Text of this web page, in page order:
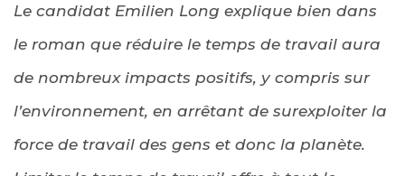
Le candidat Emilien Long explique bien dans
le roman que réduire le temps de travail aura
de nombreux impacts positifs, y compris sur
l’environnement, en arrêtant de surexploiter la
force de travail des gens et donc la planète.